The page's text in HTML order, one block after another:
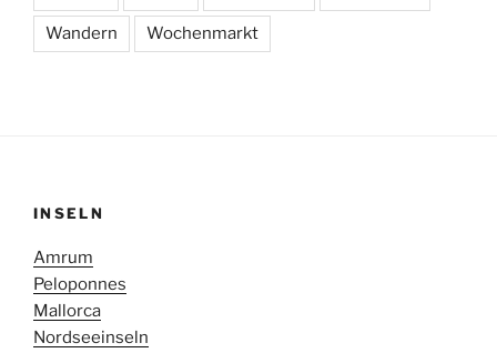
Wandern Wochenmarkt
INSELN
Amrum
Peloponnes
Mallorca
Nordseeinseln